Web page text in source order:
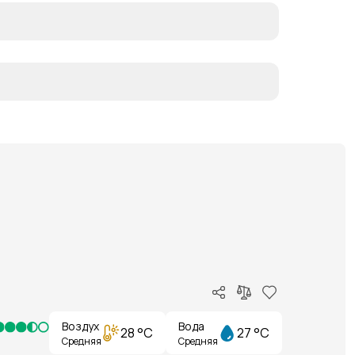
Воздух
Средняя 28 °C Вода
Средняя 27 °C